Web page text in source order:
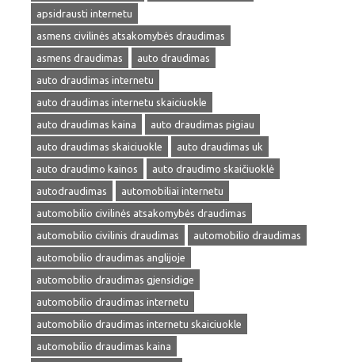
apsidrausti internetu
asmens civilinės atsakomybės draudimas
asmens draudimas
auto draudimas
auto draudimas internetu
auto draudimas internetu skaiciuokle
auto draudimas kaina
auto draudimas pigiau
auto draudimas skaiciuokle
auto draudimas uk
auto draudimo kainos
auto draudimo skaičiuoklė
autodraudimas
automobiliai internetu
automobilio civilinės atsakomybės draudimas
automobilio civilinis draudimas
automobilio draudimas
automobilio draudimas anglijoje
automobilio draudimas gjensidige
automobilio draudimas internetu
automobilio draudimas internetu skaiciuokle
automobilio draudimas kaina